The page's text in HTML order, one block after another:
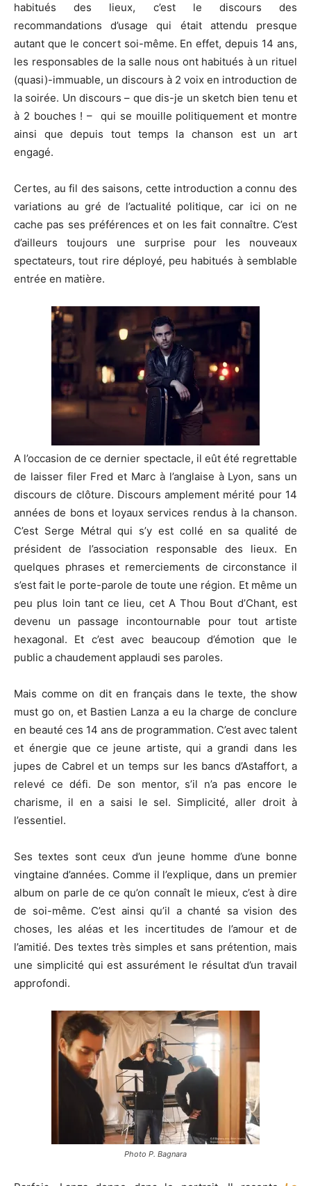
habitués des lieux, c’est le discours des
recommandations d’usage qui était attendu presque
autant que le concert soi-même. En effet, depuis 14 ans,
les responsables de la salle nous ont habitués à un rituel
(quasi)-immuable, un discours à 2 voix en introduction de
la soirée. Un discours – que dis-je un sketch bien tenu et
à 2 bouches ! – qui se mouille politiquement et montre
ainsi que depuis tout temps la chanson est un art
engagé.
Certes, au fil des saisons, cette introduction a connu des
variations au gré de l’actualité politique, car ici on ne
cache pas ses préférences et on les fait connaître. C’est
d’ailleurs toujours une surprise pour les nouveaux
spectateurs, tout rire déployé, peu habitués à semblable
entrée en matière.
A l’occasion de ce dernier spectacle, il eût été regrettable
de laisser filer Fred et Marc à l’anglaise à Lyon, sans un
discours de clôture. Discours amplement mérité pour 14
années de bons et loyaux services rendus à la chanson.
C’est Serge Métral qui s’y est collé en sa qualité de
président de l’association responsable des lieux. En
quelques phrases et remerciements de circonstance il
s’est fait le porte-parole de toute une région. Et même un
peu plus loin tant ce lieu, cet A Thou Bout d’Chant, est
devenu un passage incontournable pour tout artiste
hexagonal. Et c’est avec beaucoup d’émotion que le
public a chaudement applaudi ses paroles.
Mais comme on dit en français dans le texte, the show
must go on, et Bastien Lanza a eu la charge de conclure
en beauté ces 14 ans de programmation. C’est avec talent
et énergie que ce jeune artiste, qui a grandi dans les
jupes de Cabrel et un temps sur les bancs d’Astaffort, a
relevé ce défi. De son mentor, s’il n’a pas encore le
charisme, il en a saisi le sel. Simplicité, aller droit à
l’essentiel.
Ses textes sont ceux d’un jeune homme d’une bonne
vingtaine d’années. Comme il l’explique, dans un premier
album on parle de ce qu’on connaît le mieux, c’est à dire
de soi-même. C’est ainsi qu’il a chanté sa vision des
choses, les aléas et les incertitudes de l’amour et de
l’amitié. Des textes très simples et sans prétention, mais
une simplicité qui est assurément le résultat d’un travail
approfondi.
Photo P. Bagnara